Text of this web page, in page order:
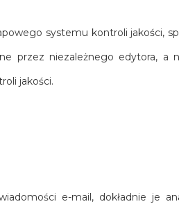
systemu kontroli jakości,
przez niezależnego edytora, a
jakości.
e-mail, dokładnie je